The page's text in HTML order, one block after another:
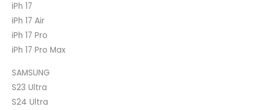
iPh 17
iPh 17 Air
iPh 17 Pro
iPh 17 Pro Max
SAMSUNG
S23 Ultra
S24 Ultra